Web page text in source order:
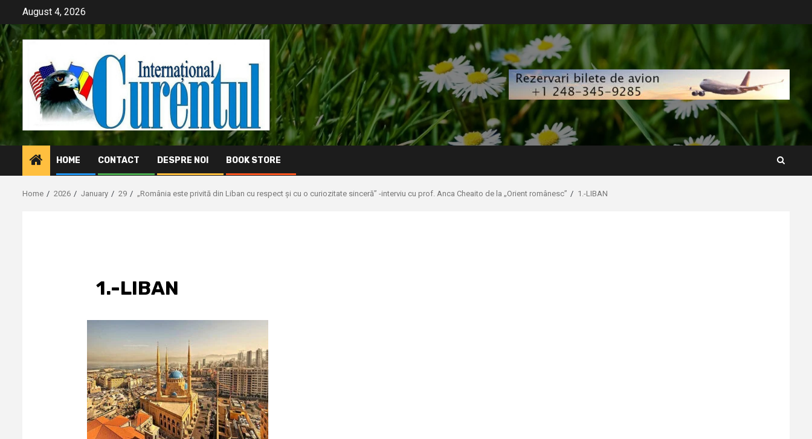
content
August 4, 2026
HOME CONTACT DESPRE NOI BOOK STORE
Home 2026 January 29 „România este privită din Liban cu respect și cu o curiozitate sinceră” -interviu cu prof. Anca Cheaito de la „Orient românesc” 1.-LIBAN
1.-LIBAN